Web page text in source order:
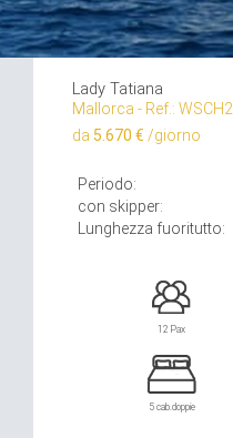
Lady Tatiana
Mallorca - Ref.: WSCH2
da 5.670 € /giorno
Periodo:
con skipper:
Lunghezza fuoritutto:
12 Pax
5 cab.doppie